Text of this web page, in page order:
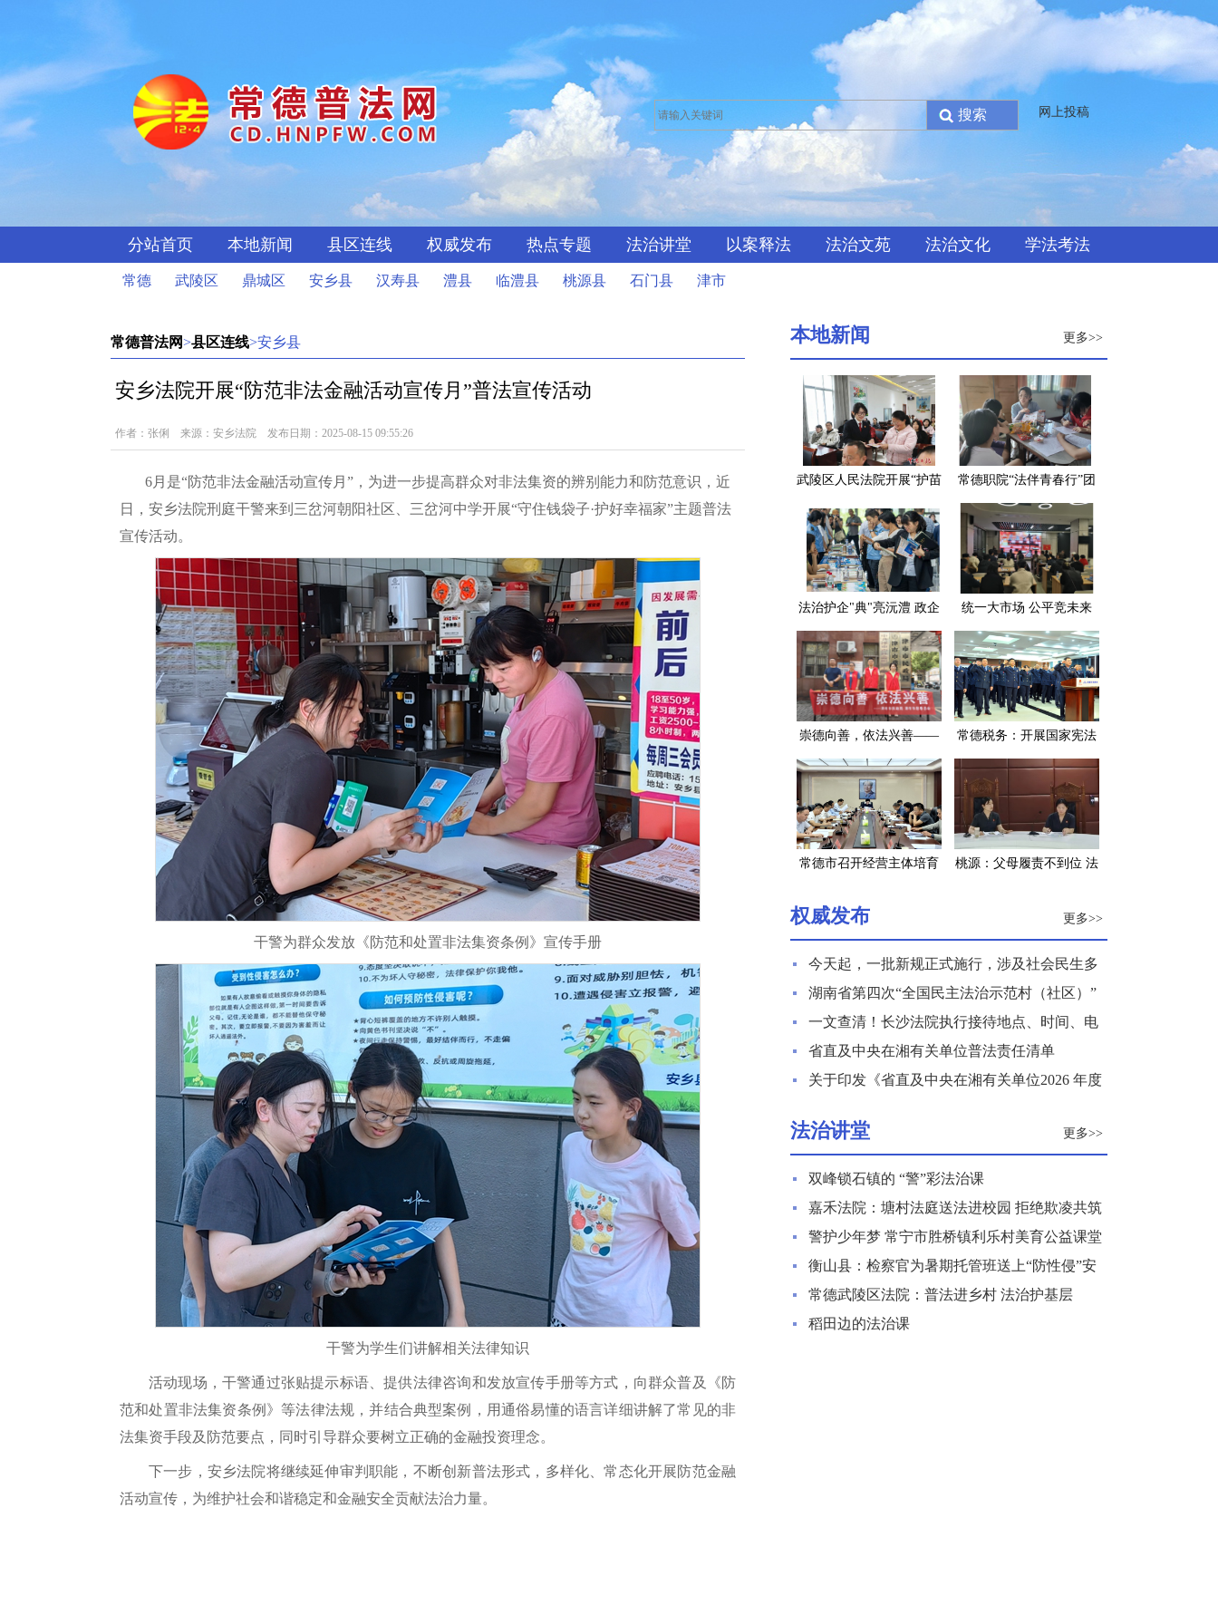
网上投稿
分站首页 本地新闻 县区连线 权威发布 热点专题 法治讲堂 以案释法 法治文苑 法治文化 学法考法
常德 武陵区 鼎城区 安乡县 汉寿县 澧县 临澧县 桃源县 石门县 津市
常德普法网>县区连线>安乡县
安乡法院开展“防范非法金融活动宣传月”普法宣传活动
作者：张俐 来源：安乡法院 发布日期：2025-08-15 09:55:26
6月是“防范非法金融活动宣传月”，为进一步提高群众对非法集资的辨别能力和防范意识，近
日，安乡法院刑庭干警来到三岔河朝阳社区、三岔河中学开展“守住钱袋子·护好幸福家”主题普法
宣传活动。
干警为群众发放《防范和处置非法集资条例》宣传手册
干警为学生们讲解相关法律知识
活动现场，干警通过张贴提示标语、提供法律咨询和发放宣传手册等方式，向群众普及《防
范和处置非法集资条例》等法律法规，并结合典型案例，用通俗易懂的语言详细讲解了常见的非
法集资手段及防范要点，同时引导群众要树立正确的金融投资理念。
下一步，安乡法院将继续延伸审判职能，不断创新普法形式，多样化、常态化开展防范金融
活动宣传，为维护社会和谐稳定和金融安全贡献法治力量。
本地新闻 更多>>
武陵区人民法院开展“护苗
宣传活动
常德职院“法伴青春行”团
队入村普法 为留守儿童点
亮法治明灯
法治护企"典"亮沅澧 政企
携手共筑发展"防护墙"
统一大市场 公平竞未来
——常德市民政局多措并
举开展公平竞争审查工作
崇德向善，依法兴善——
常德市民政局组织开展第
九个“中华慈善日”系列主
题宣传活动
常德税务：开展国家宪法
日宪法宣誓活动
常德市召开经营主体培育
桃源：父母履责不到位 法
权威发布 更多>>
今天起，一批新规正式施行，涉及社会民生多
个领域
湖南省第四次“全国民主法治示范村（社区）”
复核结果公示
一文查清！长沙法院执行接待地点、时间、电
话来了
省直及中央在湘有关单位普法责任清单
关于印发《省直及中央在湘有关单位2026 年度
法治讲堂 更多>>
双峰锁石镇的 “警”彩法治课
嘉禾法院：塘村法庭送法进校园 拒绝欺凌共筑
和谐校园
警护少年梦 常宁市胜桥镇利乐村美育公益课堂
再度开课
衡山县：检察官为暑期托管班送上“防性侵”安
全课
常德武陵区法院：普法进乡村 法治护基层
稻田边的法治课